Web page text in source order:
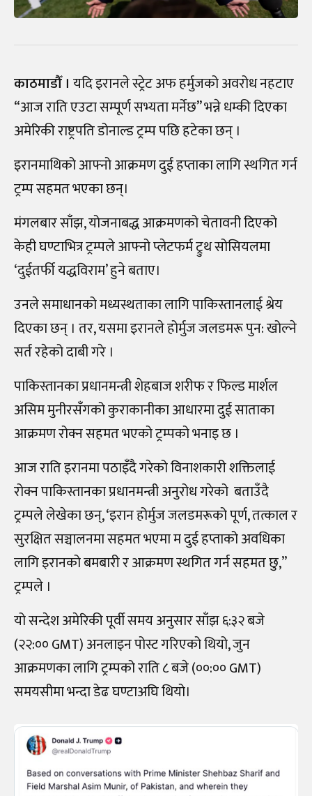
काठमाडौँ । यदि इरानले स्ट्रेट अफ हर्मुजको अवरोध नहटाए
“आज राति एउटा सम्पूर्ण सभ्यता मर्नेछ” भन्ने धम्की दिएका
अमेरिकी राष्ट्रपति डोनाल्ड ट्रम्प पछि हटेका छन् ।
इरानमाथिको आफ्नो आक्रमण दुई हप्ताका लागि स्थगित गर्न
ट्रम्प सहमत भएका छन्।
मंगलबार साँझ, योजनाबद्ध आक्रमणको चेतावनी दिएको
केही घण्टाभित्र ट्रम्पले आफ्नो प्लेटफर्म ट्रुथ सोसियलमा
‘दुईतर्फी यद्धविराम’ हुने बताए।
उनले समाधानको मध्यस्थताका लागि पाकिस्तानलाई श्रेय
दिएका छन् । तर, यसमा इरानले होर्मुज जलडमरू पुन: खोल्ने
सर्त रहेको दाबी गरे ।
पाकिस्तानका प्रधानमन्त्री शेहबाज शरीफ र फिल्ड मार्शल
असिम मुनीरसँगको कुराकानीका आधारमा दुई साताका
आक्रमण रोक्न सहमत भएको ट्रम्पको भनाइ छ ।
आज राति इरानमा पठाइँदै गरेको विनाशकारी शक्तिलाई
रोक्न पाकिस्तानका प्रधानमन्त्री अनुरोध गरेको बताउँदै
ट्रम्पले लेखेका छन्, ‘इरान होर्मुज जलडमरूको पूर्ण, तत्काल र
सुरक्षित सञ्चालनमा सहमत भएमा म दुई हप्ताको अवधिका
लागि इरानको बमबारी र आक्रमण स्थगित गर्न सहमत छु,”
ट्रम्पले ।
यो सन्देश अमेरिकी पूर्वी समय अनुसार साँझ ६:३२ बजे
(२२:०० GMT) अनलाइन पोस्ट गरिएको थियो, जुन
आक्रमणका लागि ट्रम्पको राति ८ बजे (००:०० GMT)
समयसीमा भन्दा डेढ घण्टाअघि थियो।